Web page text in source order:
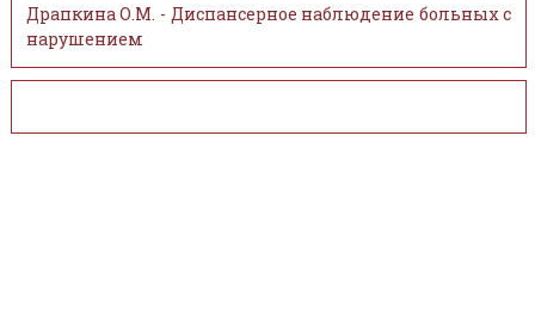
Драпкина О.М. - Диспансерное наблюдение больных с
нарушением